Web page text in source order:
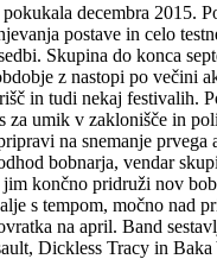
decembra 2015.
postave in celo
Skupina do konca
z nastopi po večini
in tudi nekaj festivalih.
za umik v zaklonišče in
na snemanje prvega
bobnarja, vendar
jim končno pridruži nov
s tempom, močno nad
na april. Band
Dickless Tracy in Baka